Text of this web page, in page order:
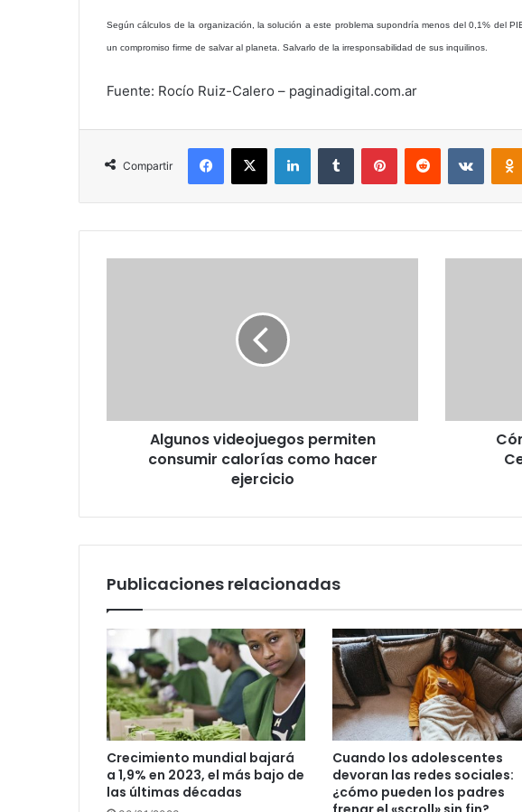
Según cálculos de la organización, la solución a este problema supondría menos del 0,1% del
un compromiso firme de salvar al planeta. Salvarlo de la irresponsabilidad de sus inquilinos.
Fuente: Rocío Ruiz-Calero – paginadigital.com.ar
Compartir
Facebook
X LinkedInTumblr PinterestReddit
Algunos videojuegos permiten
consumir calorías como hacer
ejercicio
Publicaciones relacionadas
Crecimiento mundial bajará
a 1,9% en 2023, el más bajo de
las últimas décadas
Cuando los adolescentes
devoran las redes sociales:
¿cómo pueden los padres